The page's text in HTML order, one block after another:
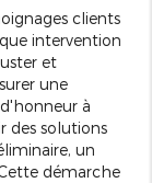
clients
intervention
et
une
à
des solutions
un
démarche